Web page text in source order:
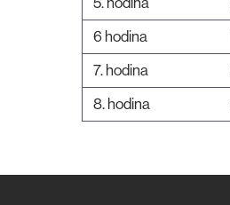
6 hodina
7. hodina
8. hodina